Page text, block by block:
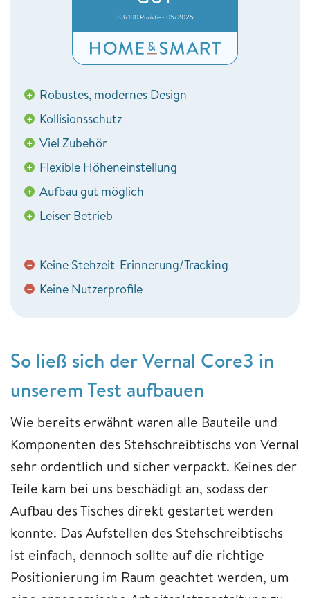
83/100 Punkte • 05/2025
+ Robustes, modernes Design
+ Kollisionsschutz
+ Viel Zubehör
+ Flexible Höheneinstellung
+ Aufbau gut möglich
+ Leiser Betrieb
− Keine Stehzeit-Erinnerung/Tracking
− Keine Nutzerprofile
So ließ sich der Vernal Core3 in
unserem Test aufbauen
Wie bereits erwähnt waren alle Bauteile und
Komponenten des Stehschreibtischs von Vernal
sehr ordentlich und sicher verpackt. Keines der
Teile kam bei uns beschädigt an, sodass der
Aufbau des Tisches direkt gestartet werden
konnte. Das Aufstellen des Stehschreibtischs
ist einfach, dennoch sollte auf die richtige
Positionierung im Raum geachtet werden, um